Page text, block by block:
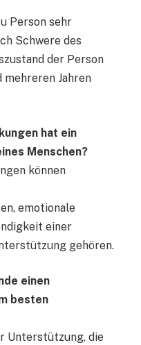
Person sehr
Schwere des
der Person
mehreren Jahren
hat ein
Menschen?
können
emotionale
einer
gehören.
einen
besten
Unterstützung, die